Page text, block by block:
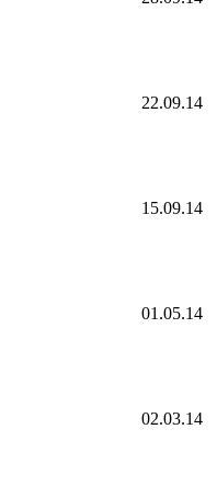
22.09.14
15.09.14
01.05.14
02.03.14